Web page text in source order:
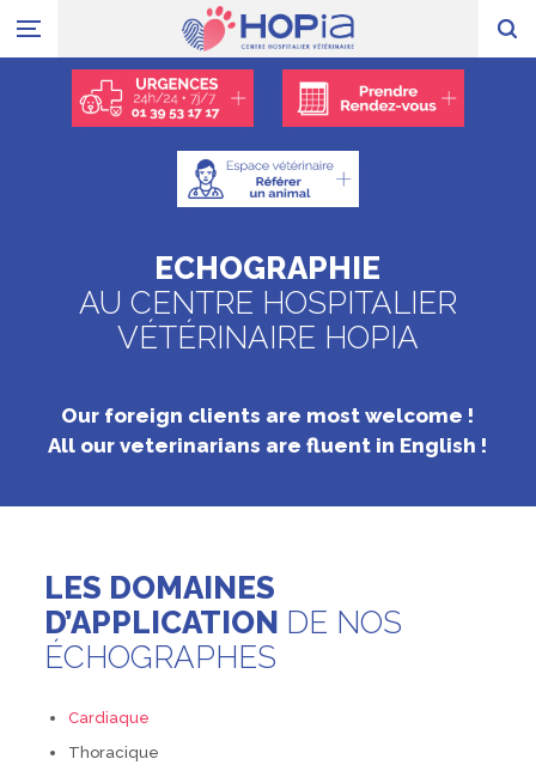
ECHOGRAPHIE
AU CENTRE HOSPITALIER
VÉTÉRINAIRE HOPIA
Our foreign clients are most welcome !
All our veterinarians are fluent in English !
LES DOMAINES
D’APPLICATION DE NOS
ÉCHOGRAPHES
Cardiaque
Thoracique